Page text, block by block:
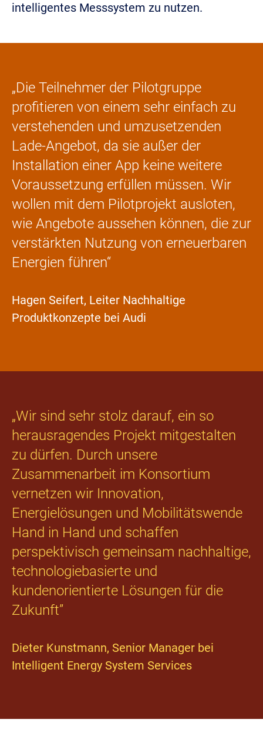
intelligentes Messsystem zu nutzen.
„Die Teilnehmer der Pilotgruppe
profitieren von einem sehr einfach zu
verstehenden und umzusetzenden
Lade-Angebot, da sie außer der
Installation einer App keine weitere
Voraussetzung erfüllen müssen. Wir
wollen mit dem Pilotprojekt ausloten,
wie Angebote aussehen können, die zur
verstärkten Nutzung von erneuerbaren
Energien führen“
Hagen Seifert, Leiter Nachhaltige
Produktkonzepte bei Audi
„Wir sind sehr stolz darauf, ein so
herausragendes Projekt mitgestalten
zu dürfen. Durch unsere
Zusammenarbeit im Konsortium
vernetzen wir Innovation,
Energielösungen und Mobilitätswende
Hand in Hand und schaffen
perspektivisch gemeinsam nachhaltige,
technologiebasierte und
kundenorientierte Lösungen für die
Zukunft”
Dieter Kunstmann, Senior Manager bei
Intelligent Energy System Services